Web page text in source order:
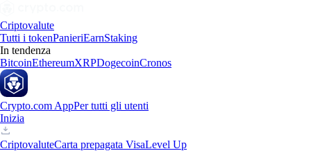
Criptovalute
Tutti i tokenPanieriEarnStaking
In tendenza
BitcoinEthereumXRPDogecoinCronos
Crypto.com AppPer tutti gli utenti
Inizia
CriptovaluteCarta prepagata VisaLevel Up